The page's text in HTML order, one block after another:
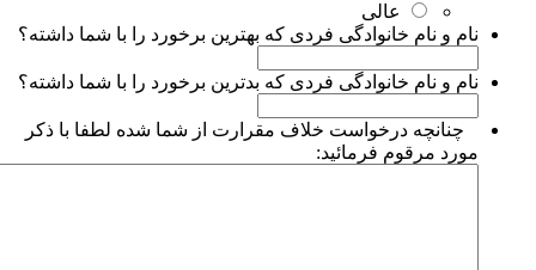
عالی
نام و نام خانوادگی فردی که بهترین برخورد را با شما داشته؟
نام و نام خانوادگی فردی که بدترین برخورد را با شما داشته؟
چنانچه درخواست خلاف مقرارت از شما شده لطفا با ذکر
مورد مرقوم فرمائید: